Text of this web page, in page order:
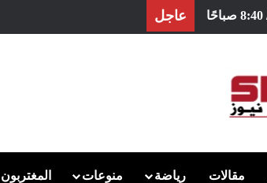
عاجل
مقالات رياضة منوعات المغتربون